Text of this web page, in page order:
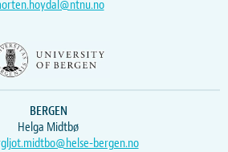
BERGEN
Helga Midtbø
bergen.no